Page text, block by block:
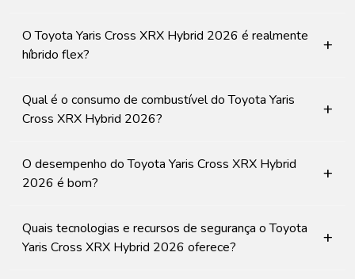
O Toyota Yaris Cross XRX Hybrid 2026 é realmente
híbrido flex?
+
Qual é o consumo de combustível do Toyota Yaris
Cross XRX Hybrid 2026?
+
O desempenho do Toyota Yaris Cross XRX Hybrid
2026 é bom?
+
Quais tecnologias e recursos de segurança o Toyota
Yaris Cross XRX Hybrid 2026 oferece?
+